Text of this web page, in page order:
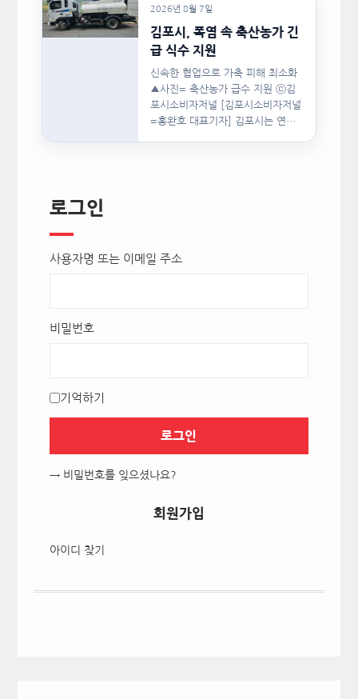
2026년 8월 7일
김포시, 폭염 속 축산농가 긴
급 식수 지원
신속한 협업으로 가축 피해 최소화
▲사진= 축산농가 급수 지원 ⓒ김
포시소비자저널 [김포시소비자저널
=홍완호 대표기자] 김포시는 연일
로그인
사용자명 또는 이메일 주소
비밀번호
기억하기
로그인
→ 비밀번호를 잊으셨나요?
회원가입
아이디 찾기